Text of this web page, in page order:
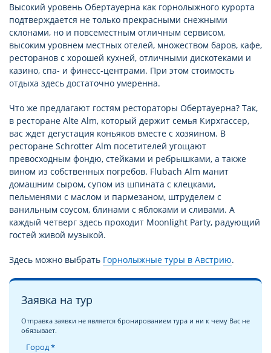
Высокий уровень Обертауерна как горнолыжного курорта
подтверждается не только прекрасными снежными
склонами, но и повсеместным отличным сервисом,
высоким уровнем местных отелей, множеством баров, кафе,
ресторанов с хорошей кухней, отличными дискотеками и
казино, спа- и финесс-центрами. При этом стоимость
отдыха здесь достаточно умеренна.
Что же предлагают гостям рестораторы Обертауерна? Так,
в ресторане Alte Alm, который держит семья Кирхгассер,
вас ждет дегустация коньяков вместе с хозяином. В
ресторане Schrotter Alm посетителей угощают
превосходным фондю, стейками и ребрышками, а также
вином из собственных погребов. Flubach Alm манит
домашним сыром, супом из шпината с клецками,
пельменями с маслом и пармезаном, штруделем с
ванильным соусом, блинами с яблоками и сливами. А
каждый четверг здесь проходит Moonlight Party, радующий
гостей живой музыкой.
Здесь можно выбрать Горнолыжные туры в Австрию.
Заявка на тур
Отправка заявки не является бронированием тура и ни к чему Вас не
обязывает.
Город *